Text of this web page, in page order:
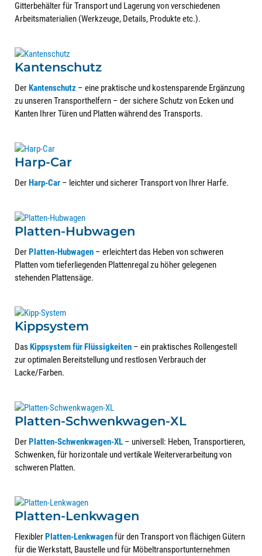
Gitterbehälter für Transport und Lagerung von verschiedenen
Arbeitsmaterialien (Werkzeuge, Details, Produkte etc.).
Kantenschutz
DerKantenschutz – eine praktische und kostensparende Ergänzung
zu unseren Transporthelfern – der sichere Schutz von Ecken und
Kanten Ihrer Türen und Platten während des Transports.
Harp-Car
DerHarp-Car – leichter und sicherer Transport von Ihrer Harfe.
Platten-Hubwagen
DerPlatten-Hubwagen – erleichtert das Heben von schweren
Platten vom tieferliegenden Plattenregal zu höher gelegenen
stehenden Plattensäge.
Kippsystem
Das Kippsystem für Flüssigkeiten – ein praktisches Rollengestell
zur optimalen Bereitstellung und restlosen Verbrauch der
Lacke/Farben.
Platten-Schwenkwagen-XL
DerPlatten-Schwenkwagen-XL – universell: Heben, Transportieren,
Schwenken, für horizontale und vertikale Weiterverarbeitung von
schweren Platten.
Platten-Lenkwagen
FlexiblerPlatten-Lenkwagenfür den Transport von flächigen Gütern
für die Werkstatt, Baustelle und für Möbeltransportunternehmen